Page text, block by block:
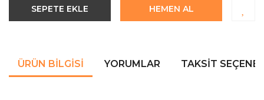
SEPETE EKLE HEMEN AL
ÜRÜN BILGISI YORUMLAR TAKSIT